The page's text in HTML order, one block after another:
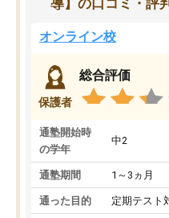
導】の口コミ・評
オンライン校
保護者
総合評価
通塾開始時
の学年
中2
通塾期間 1～3ヵ月
通った目的 定期テスト